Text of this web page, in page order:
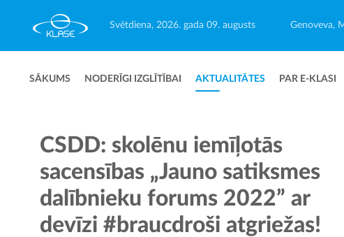
Svētdiena, 2026. gada 09. augusts Genoveva,
SĀKUMS NODERĪGI IZGLĪTĪBAI AKTUALITĀTES PAR E-KLASI
CSDD: skolēnu iemīļotās
sacensības „Jauno satiksmes
dalībnieku forums 2022” ar
devīzi #braucdroši atgriežas!